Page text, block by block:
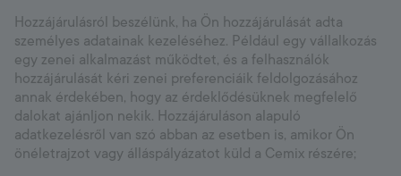
Hozzájárulásról beszélünk, ha Ön hozzájárulását adta
személyes adatainak kezeléséhez. Például egy vállalkozás
egy zenei alkalmazást működtet, és a felhasználók
hozzájárulását kéri zenei preferenciáik feldolgozásához
annak érdekében, hogy az érdeklődésüknek megfelelő
dalokat ajánljon nekik. Hozzájáruláson alapuló
adatkezelésről van szó abban az esetben is, amikor Ön
önéletrajzot vagy álláspályázatot küld a Cemix részére;